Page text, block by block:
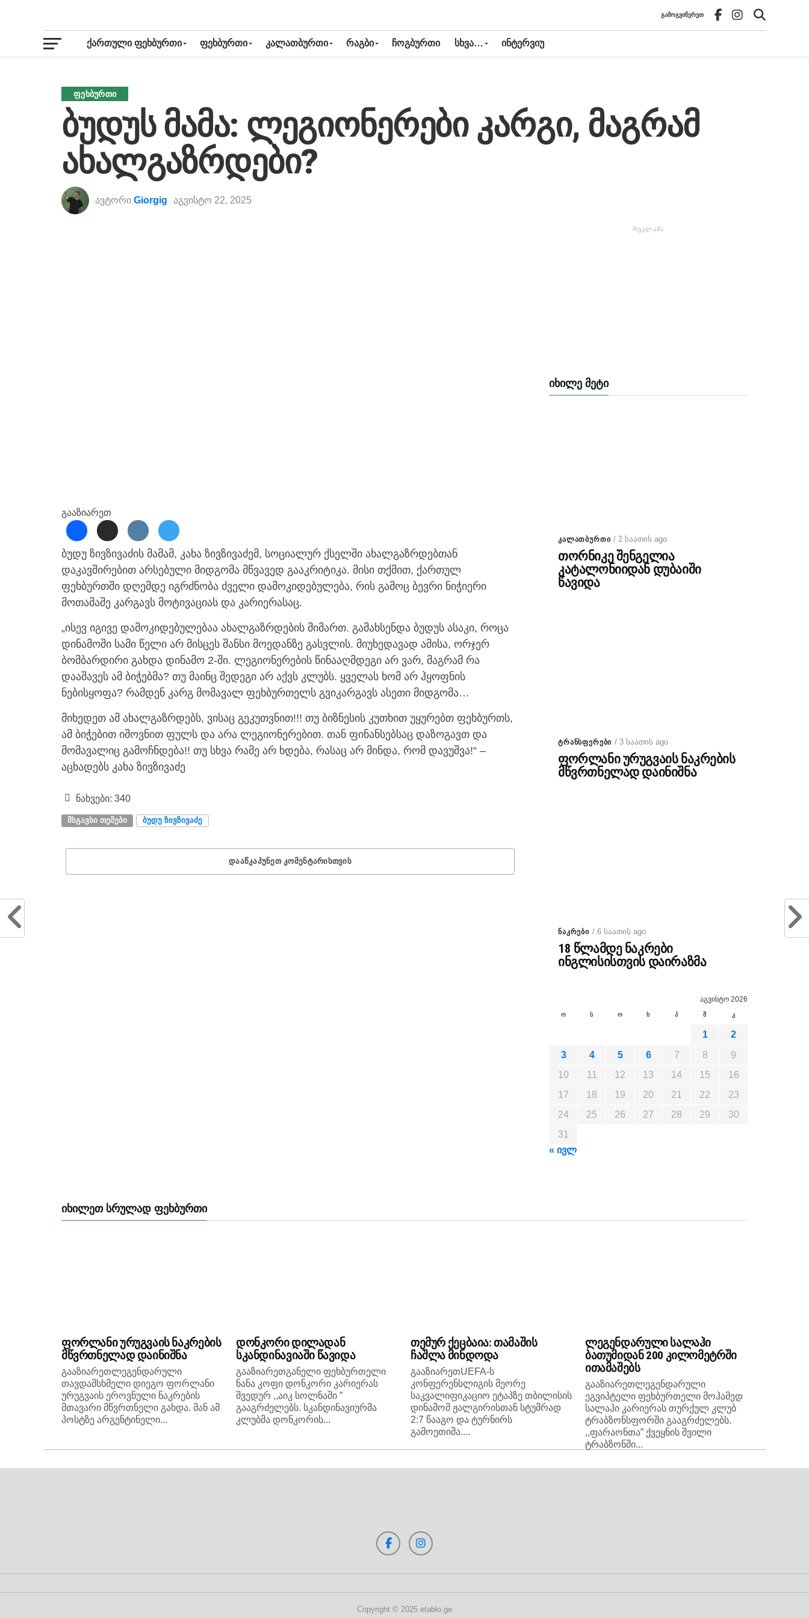
ᲒᲐᲛᲝᲒᲕᲘᲬᲔᲠᲔᲗ
ᲥᲐᲠᲗᲣᲚᲘ ᲤᲔᲮᲑᲣᲠᲗᲘ ᲤᲔᲮᲑᲣᲠᲗᲘ ᲙᲐᲚᲐᲗᲑᲣᲠᲗᲘ ᲠᲐᲒᲑᲘ ᲩᲝᲒᲑᲣᲠᲗᲘ ᲡᲮᲕᲐ… ᲘᲜᲢᲔᲠᲕᲘᲣ
ᲤᲔᲮᲑᲣᲠᲗᲘ
ბუდუს მამა: ლეგიონერები კარგი, მაგრამ
ახალგაზრდები?
ავტორი Giorgig აგვისტო 22, 2025
გააზიარეთ
ბუდუ ზივზივაძის მამამ, კახა ზივზივაძემ, სოციალურ ქსელში ახალგაზრდებთან
დაკავშირებით არსებული მიდგომა მწვავედ გააკრიტიკა. მისი თქმით, ქართულ
ფეხბურთში დღემდე იგრძნობა ძველი დამოკიდებულება, რის გამოც ბევრი ნიჭიერი
მოთამაშე კარგავს მოტივაციას და კარიერასაც.
„ისევ იგივე დამოკიდებულებაა ახალგაზრდების მიმართ. გამახსენდა ბუდუს ასაკი, როცა
დინამოში სამი წელი არ მისცეს შანსი მოედანზე გასვლის. მიუხედავად ამისა, ორჯერ
ბომბარდირი გახდა დინამო 2-ში. ლეგიონერების წინააღმდეგი არ ვარ, მაგრამ რა
დააშავეს ამ ბიჭებმა? თუ მაინც შედეგი არ აქვს კლუბს. ყველას ხომ არ ჰყოფნის
ნებისყოფა? რამდენ კარგ მომავალ ფეხბურთელს გვიკარგავს ასეთი მიდგომა…
მიხედეთ ამ ახალგაზრდებს, ვისაც გეკუთვნით!!! თუ ბიზნესის კუთხით უყურებთ ფეხბურთს,
ამ ბიჭებით იშოვნით ფულს და არა ლეგიონერებით. თან ფინანსებსაც დაზოგავთ და
მომავალიც გამოჩნდება!! თუ სხვა რამე არ ხდება, რასაც არ მინდა, რომ დავუშვა!“ –
აცხადებს კახა ზივზივაძე
ნახვები: 340
ᲛᲡᲒᲐᲕᲡᲘ ᲗᲔᲛᲔᲑᲘ ᲑᲣᲓᲣ ᲖᲘᲕᲖᲘᲕᲐᲫᲔ
ᲓᲐᲐᲬᲙᲐᲞᲣᲜᲔᲗ ᲙᲝᲛᲔᲜᲢᲐᲠᲘᲡᲗᲕᲘᲡ
ᲠᲔᲙᲚᲐᲛᲐ
ᲘᲮᲘᲚᲔ ᲛᲔᲢᲘ
ᲙᲐᲚᲐᲗᲑᲣᲠᲗᲘ / 2 საათის ago
თორნიკე შენგელია
კატალონიიდან დუბაიში
წავიდა
ᲢᲠᲐᲜᲡᲤᲔᲠᲔᲑᲘ / 3 საათის ago
ფორლანი ურუგვაის ნაკრების
მწვრთნელად დაინიშნა
ᲜᲐᲙᲠᲔᲑᲘ / 6 საათის ago
18 წლამდე ნაკრები
ინგლისისთვის დაირაზმა
აგვისტო 2026
ო ს ო ხ პ შ კ
1
2
3
4 5 6 7 8
9
10
11 12 13 14 15
16
17
18 19 20 21 22
23
24
25 26 27 28 29
30
31
« ივლ
ᲘᲮᲘᲚᲔᲗ ᲡᲠᲣᲚᲐᲓ ᲤᲔᲮᲑᲣᲠᲗᲘ
ფორლანი ურუგვაის ნაკრების
მწვრთნელად დაინიშნა
გააზიარეთლეგენდარული
თავდამსხმელი დიეგო ფორლანი
ურუგვაის ეროვნული ნაკრების
მთავარი მწვრთნელი გახდა. მან ამ
პოსტზე არგენტინელი...
დონკორი დილადან
სკანდინავიაში წავიდა
გააზიარეთგანელი ფეხბურთელი
ნანა კოფი დონკორი კარიერას
შვედურ ,,აიკ სოლნაში ”
გააგრძელებს. სკანდინავიურმა
კლუბმა დონკორის...
თემურ ქეცბაია: თამაშის
ჩაშლა მინდოდა
გააზიარეთUEFA-ს
კონფერენსლიგის მეორე
საკვალიფიკაციო ეტაპზე თბილისის
დინამომ ჟალგირისთან სტუმრად
2:7 წააგო და ტურნირს
გამოეთიშა....
ლეგენდარული სალაჰი
ბათუმიდან 200 კილომეტრში
ითამაშებს
გააზიარეთლეგენდარული
ეგვიპტელი ფეხბურთელი მოჰამედ
სალაჰი კარიერას თურქულ კლუბ
ტრაბზონსფორში გააგრძელებს.
,,ფარაონთა” ქვეყნის შვილი
ტრაბზონში...
Copyright © 2025 etablo.ge